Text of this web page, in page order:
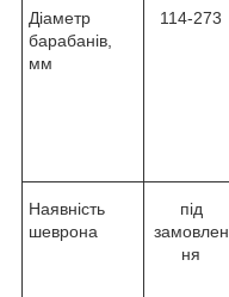
Діаметр
барабанів,
мм
114-273
Наявність
шеврона
під
замовлен
ня